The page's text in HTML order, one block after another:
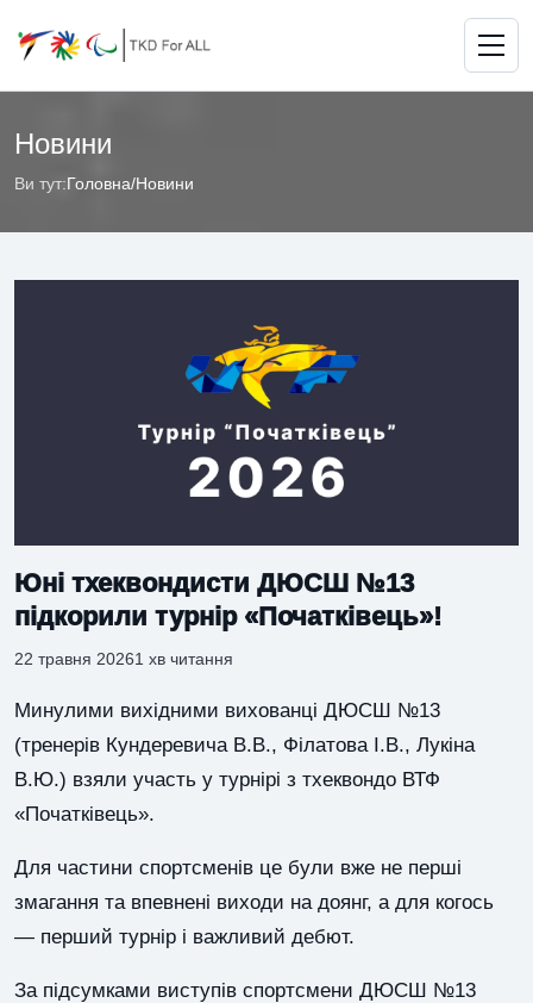
Новини
Ви тут: Головна/Новини
Юні тхеквондисти ДЮСШ №13
підкорили турнір «Початківець»!
22 травня 20261 хв читання
Минулими вихідними вихованці ДЮСШ №13
(тренерів Кундеревича В.В., Філатова І.В., Лукіна
В.Ю.) взяли участь у турнірі з тхеквондо ВТФ
«Початківець».
Для частини спортсменів це були вже не перші
змагання та впевнені виходи на доянг, а для когось
— перший турнір і важливий дебют.
За підсумками виступів спортсмени ДЮСШ №13